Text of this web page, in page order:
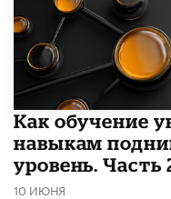
​Как обучение
навыкам
уровень. Часть
10 ИЮНЯ